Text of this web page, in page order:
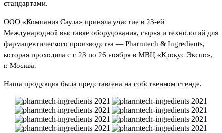
стандартами.
ООО «Компания Саула» приняла участие в 23-ей
Международной выставке оборудования, сырья и технологий для
фармацевтического производства — Pharmtech & Ingredients,
которая проходила с с 23 по 26 ноября в МВЦ «Крокус Экспо»,
г. Москва.
Наша продукция была представлена на собственном стенде.